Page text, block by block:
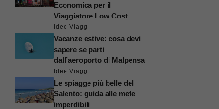
Economica per il
Viaggiatore Low Cost
Idee Viaggi
Vacanze estive: cosa devi
sapere se parti
dall’aeroporto di Malpensa
Idee Viaggi
Le spiagge più belle del
Salento: guida alle mete
imperdibili